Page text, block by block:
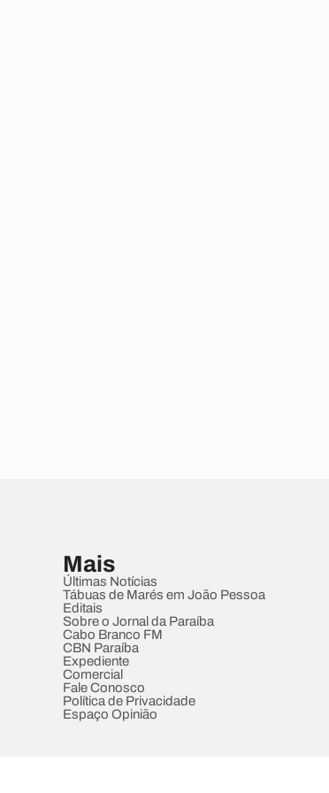
Mais
Últimas Notícias
Tábuas de Marés em João Pessoa
Editais
Sobre o Jornal da Paraíba
Cabo Branco FM
CBN Paraíba
Expediente
Comercial
Fale Conosco
Política de Privacidade
Espaço Opinião